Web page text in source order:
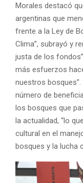
Morales destacó
argentinas que
frente a la Ley de
Clima”, subrayó y
justa de los
más esfuerzos
nuestros
número de
los bosques que
la actualidad, “lo
cultural en el
bosques y la lucha